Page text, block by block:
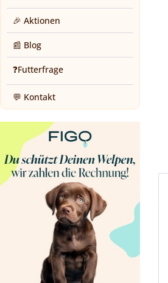
🎉 Aktionen
📰 Blog
❓Futterfrage
💬 Kontakt